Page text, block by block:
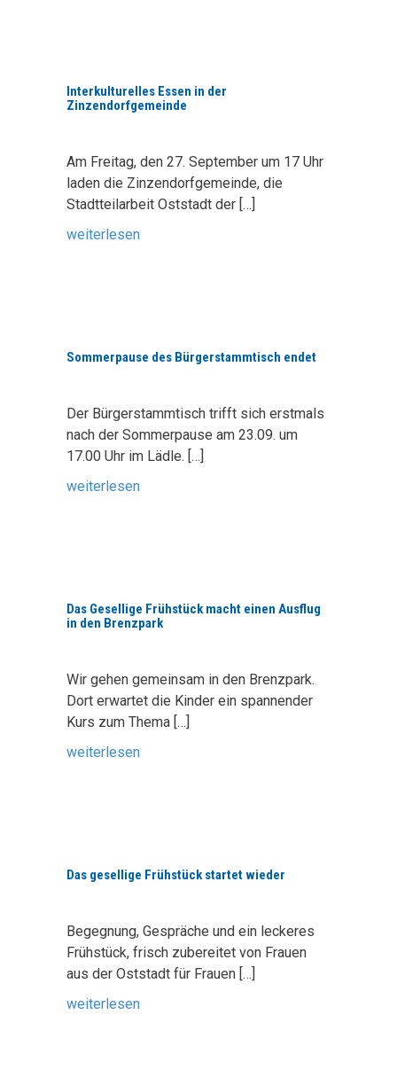
Interkulturelles Essen in der
Zinzendorfgemeinde
Am Freitag, den 27. September um 17 Uhr
laden die Zinzendorfgemeinde, die
Stadtteilarbeit Oststadt der […]
weiterlesen
Sommerpause des Bürgerstammtisch endet
Der Bürgerstammtisch trifft sich erstmals
nach der Sommerpause am 23.09. um
17.00 Uhr im Lädle. […]
weiterlesen
Das Gesellige Frühstück macht einen Ausflug
in den Brenzpark
Wir gehen gemeinsam in den Brenzpark.
Dort erwartet die Kinder ein spannender
Kurs zum Thema […]
weiterlesen
Das gesellige Frühstück startet wieder
Begegnung, Gespräche und ein leckeres
Frühstück, frisch zubereitet von Frauen
aus der Oststadt für Frauen […]
weiterlesen